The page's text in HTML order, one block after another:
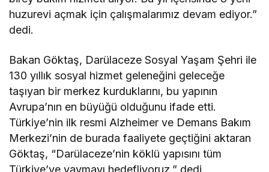
huzurevi açmak için çalışmalarımız devam ediyor.”
dedi.
Bakan Göktaş, Darülaceze Sosyal Yaşam Şehri ile
130 yıllık sosyal hizmet geleneğini geleceğe
taşıyan bir merkez kurduklarını, bu yapının
Avrupa’nın en büyüğü olduğunu ifade etti.
Türkiye’nin ilk resmi Alzheimer ve Demans Bakım
Merkezi’nin de burada faaliyete geçtiğini aktaran
Göktaş, “Darülaceze’nin köklü yapısını tüm
Türkiye’ye yaymayı hedefliyoruz.” dedi.